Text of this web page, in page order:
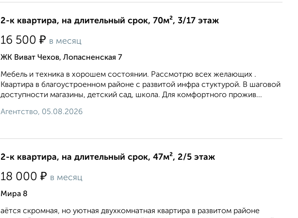
2-к квартира, на длительный срок, 70м², 3/17 этаж
16 500 ₽ в месяц
ЖК Виват Чехов, Лопасненская 7
Мебель и техника в хорошем состоянии. Рассмотрю всех желающих .
Квартира в благоустроенном районе с развитой инфра стуктурой. В шаговой
доступности магазины, детский сад, школа. Для комфортного прожив...
Агентство, 05.08.2026
2-к квартира, на длительный срок, 47м², 2/5 этаж
18 000 ₽ в месяц
Мира 8
аётся скромная, но уютная двухкомнатная квартира в развитом районе